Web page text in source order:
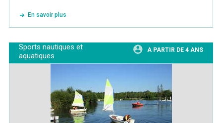
En savoir plus
Sports nautiques et
aquatiques
A PARTIR DE 4 ANS